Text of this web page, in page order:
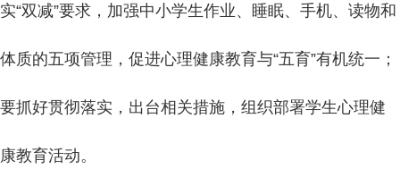
实“双减”要求，加强中小学生作业、睡眠、手机、读物和
体质的五项管理，促进心理健康教育与“五育”有机统一；
要抓好贯彻落实，出台相关措施，组织部署学生心理健
康教育活动。